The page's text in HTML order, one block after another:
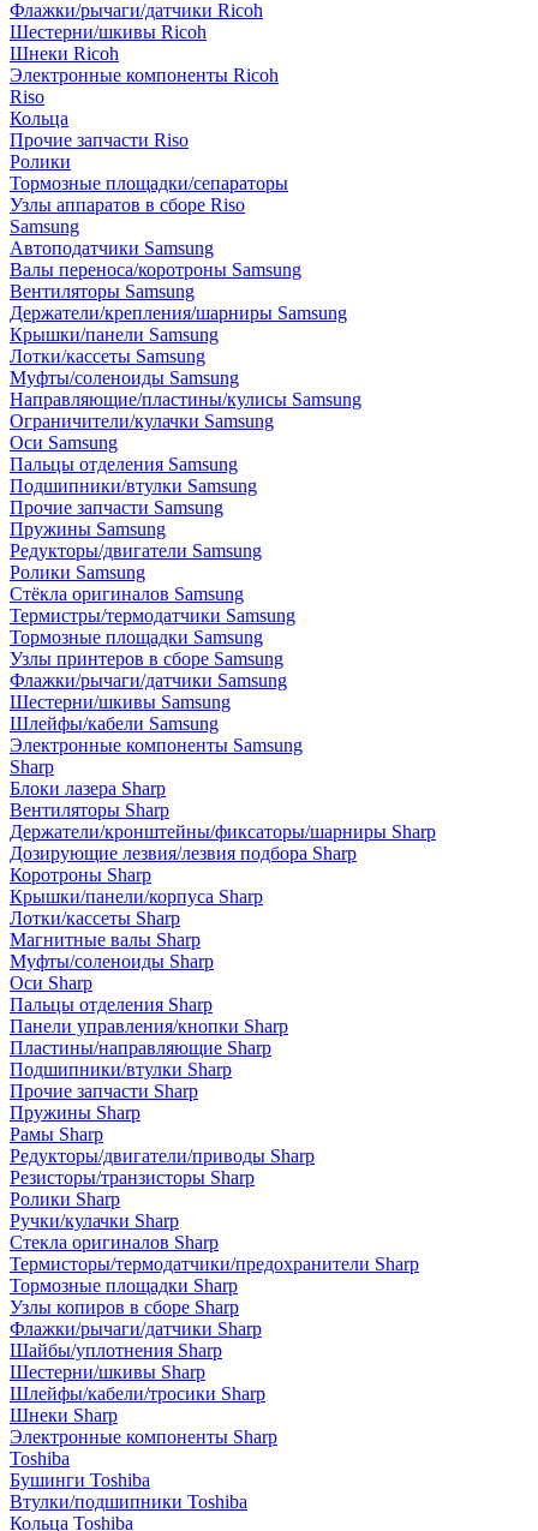
Флажки/рычаги/датчики Ricoh
Шестерни/шкивы Ricoh
Шнеки Ricoh
Электронные компоненты Ricoh
Riso
Кольца
Прочие запчасти Riso
Ролики
Тормозные площадки/сепараторы
Узлы аппаратов в сборе Riso
Samsung
Автоподатчики Samsung
Валы переноса/коротроны Samsung
Вентиляторы Samsung
Держатели/крепления/шарниры Samsung
Крышки/панели Samsung
Лотки/кассеты Samsung
Муфты/соленоиды Samsung
Направляющие/пластины/кулисы Samsung
Ограничители/кулачки Samsung
Оси Samsung
Пальцы отделения Samsung
Подшипники/втулки Samsung
Прочие запчасти Samsung
Пружины Samsung
Редукторы/двигатели Samsung
Ролики Samsung
Стёкла оригиналов Samsung
Термистры/термодатчики Samsung
Тормозные площадки Samsung
Узлы принтеров в сборе Samsung
Флажки/рычаги/датчики Samsung
Шестерни/шкивы Samsung
Шлейфы/кабели Samsung
Электронные компоненты Samsung
Sharp
Блоки лазера Sharp
Вентиляторы Sharp
Держатели/кронштейны/фиксаторы/шарниры Sharp
Дозирующие лезвия/лезвия подбора Sharp
Коротроны Sharp
Крышки/панели/корпуса Sharp
Лотки/кассеты Sharp
Магнитные валы Sharp
Муфты/соленоиды Sharp
Оси Sharp
Пальцы отделения Sharp
Панели управления/кнопки Sharp
Пластины/направляющие Sharp
Подшипники/втулки Sharp
Прочие запчасти Sharp
Пружины Sharp
Рамы Sharp
Редукторы/двигатели/приводы Sharp
Резисторы/транзисторы Sharp
Ролики Sharp
Ручки/кулачки Sharp
Стекла оригиналов Sharp
Термисторы/термодатчики/предохранители Sharp
Тормозные площадки Sharp
Узлы копиров в сборе Sharp
Флажки/рычаги/датчики Sharp
Шайбы/уплотнения Sharp
Шестерни/шкивы Sharp
Шлейфы/кабели/тросики Sharp
Шнеки Sharp
Электронные компоненты Sharp
Toshiba
Бушинги Toshiba
Втулки/подшипники Toshiba
Кольца Toshiba